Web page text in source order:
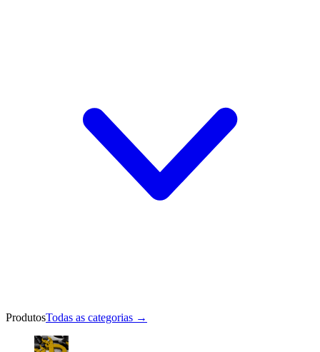
ProdutosTodas as categorias →